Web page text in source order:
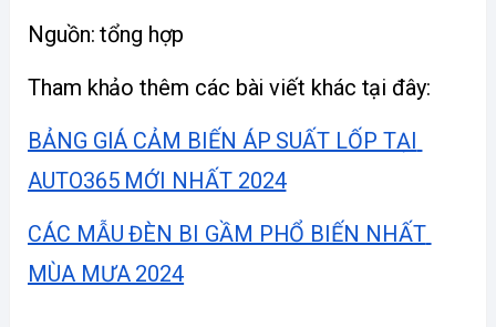
Nguồn: tổng hợp
Tham khảo thêm các bài viết khác tại đây:
BẢNG GIÁ CẢM BIẾN ÁP SUẤT LỐP TẠI
AUTO365 MỚI NHẤT 2024
CÁC MẪU ĐÈN BI GẦM PHỔ BIẾN NHẤT
MÙA MƯA 2024